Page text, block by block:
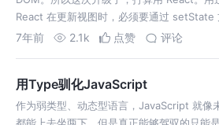
React 在更新视图时，必须要通过 setState
是需要我们主动调用的。而 Vue 是通过对
7年前 2.1k 点赞 评论
用Type驯化JavaScript
作为弱类型、动态型语言，JavaScript 就像